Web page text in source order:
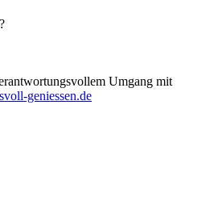
Umgang mit
geniessen.de